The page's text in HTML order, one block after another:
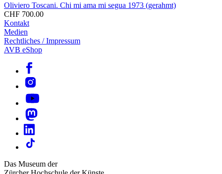
Oliviero Toscani. Chi mi ama mi segua 1973 (gerahmt)
CHF 700.00
Kontakt
Medien
Rechtliches / Impressum
AVB eShop
Das Museum der